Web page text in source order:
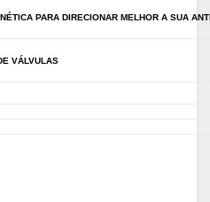
PARA DIRECIONAR MELHOR A SUA
VÁLVULAS